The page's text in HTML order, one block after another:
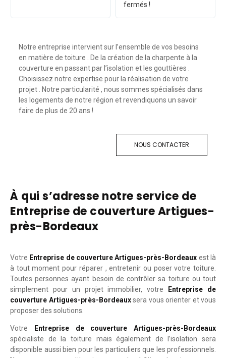
fermés !
Notre entreprise intervient sur l’ensemble de vos besoins
en matière de toiture . De la création de la charpente à la
couverture en passant par l’isolation et les gouttières .
Choisissez notre expertise pour la réalisation de votre
projet . Notre particularité , nous sommes spécialisés dans
les logements de notre région et revendiquons un savoir
faire de plus de 20 ans !
NOUS CONTACTER
À qui s’adresse notre service de
Entreprise de couverture Artigues-
près-Bordeaux
Votre Entreprise de couverture Artigues-près-Bordeaux est là
à tout moment pour réparer , entretenir ou poser votre toiture.
Toutes personnes ayant besoin de contrôler sa toiture ou tout
simplement pour un projet immobilier, votre Entreprise de
couverture Artigues-près-Bordeauxsera vous orienter et vous
proposer des solutions.
Votre
Entreprise de couverture Artigues-près-Bordeaux
spécialiste de la toiture mais également de l’isolation sera
disponible aussi bien pour les particuliers que les professionnels.